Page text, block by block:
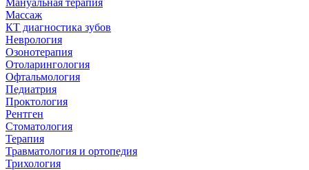
Мануальная терапия
Массаж
КТ диагностика зубов
Неврология
Озонотерапия
Отоларингология
Офтальмология
Педиатрия
Проктология
Рентген
Стоматология
Терапия
Травматология и ортопедия
Трихология